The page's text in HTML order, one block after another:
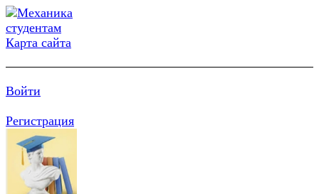
Карта сайта
Войти
Регистрация